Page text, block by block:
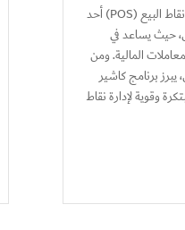
برنامج كاشير سحابي،يعد تقنيات نقاط البيع (POS) أحد
حيث يساعد في
المالية. ومن
يبرز برنامج كاشير
وقوية لإدارة نقاط